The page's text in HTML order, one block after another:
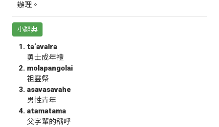
辦理。
小辭典
ta‘avalra
勇士成年禮
molapangolai
祖靈祭
asavasavahe
男性青年
atamatama
父字輩的稱呼